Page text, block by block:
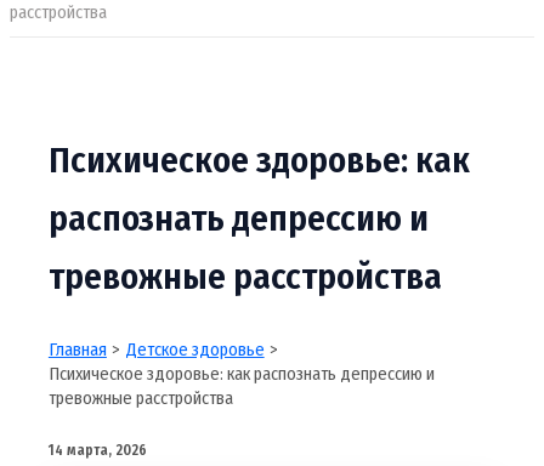
расстройства
Психическое здоровье: как
распознать депрессию и
тревожные расстройства
Главная
Детское здоровье
Психическое здоровье: как распознать депрессию и
тревожные расстройства
14 марта, 2026